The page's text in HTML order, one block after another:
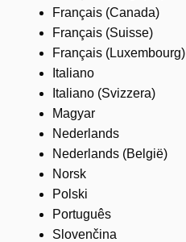
Français (Canada)
Français (Suisse)
Français (Luxembourg)
Italiano
Italiano (Svizzera)
Magyar
Nederlands
Nederlands (België)
Norsk
Polski
Português
Slovenčina